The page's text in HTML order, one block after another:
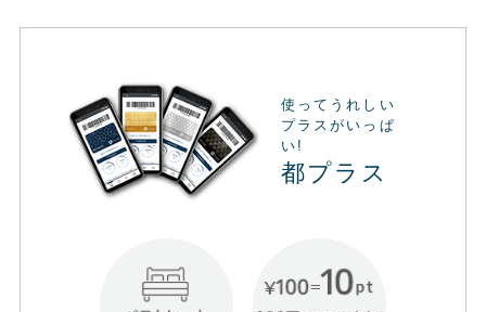
使ってうれしい
プラスがいっぱ
い!
都プラス